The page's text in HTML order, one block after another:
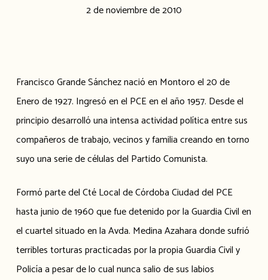
2 de noviembre de 2010
Francisco Grande Sánchez nació en Montoro el 20 de
Enero de 1927. Ingresó en el PCE en el año 1957. Desde el
principio desarrolló una intensa actividad política entre sus
compañeros de trabajo, vecinos y familia creando en torno
suyo una serie de células del Partido Comunista.
Formó parte del Cté Local de Córdoba Ciudad del PCE
hasta junio de 1960 que fue detenido por la Guardia Civil en
el cuartel situado en la Avda. Medina Azahara donde sufrió
terribles torturas practicadas por la propia Guardia Civil y
Policía a pesar de lo cual nunca salio de sus labios